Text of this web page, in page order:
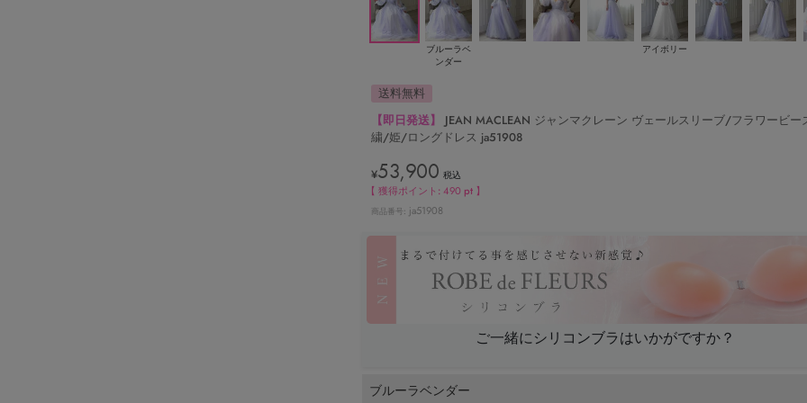
ブルーラベ
ンダー
アイボリー
送料無料
【即日発送】
JEAN MACLEAN ジャンマクレーン ヴェールスリーブ/フラワービー
繍/姫/ロングドレス ja51908
¥53,900 税込
【 獲得ポイント: 490 pt 】
商品番号 ja51908
ご一緒にシリコンブラはいかがですか？
ブルーラベンダー